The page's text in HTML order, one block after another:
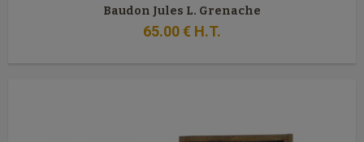
Baudon Jules L. Grenache
65.00€ H.T.